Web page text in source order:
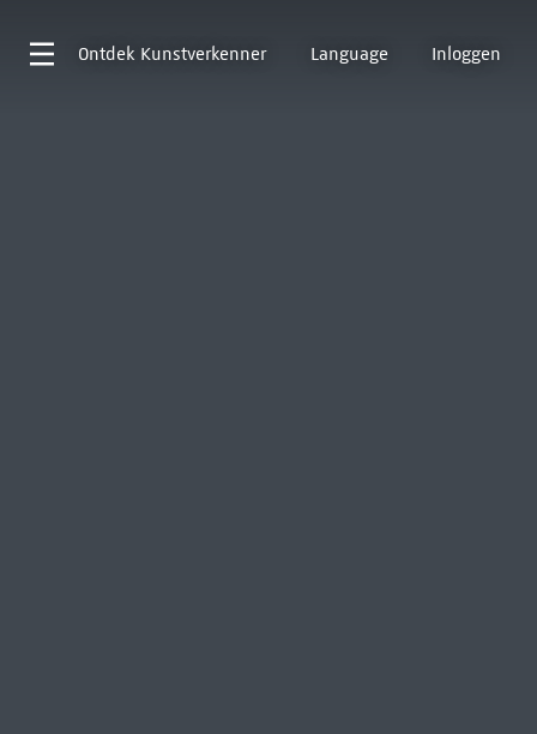
Ontdek Kunstverkenner Language Inloggen